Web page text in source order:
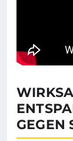
GEGEN